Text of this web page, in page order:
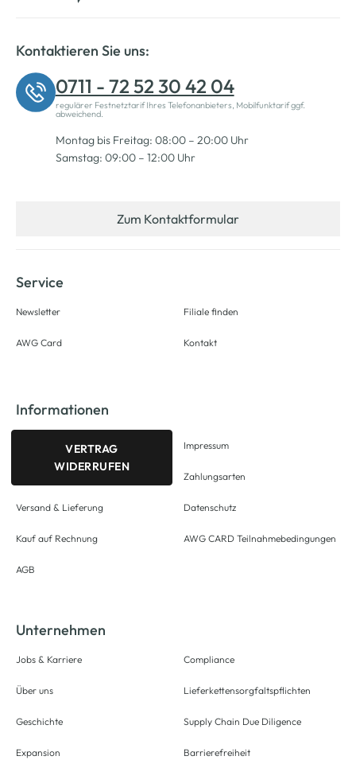
Kontaktieren Sie uns:
0711 - 72 52 30 42 04
regulärer Festnetztarif Ihres Telefonanbieters, Mobilfunktarif ggf.
abweichend.
Montag bis Freitag: 08:00 – 20:00 Uhr
Samstag: 09:00 – 12:00 Uhr
Zum Kontaktformular
Service
Newsletter
AWG Card
Filiale finden
Kontakt
Informationen
VERTRAG
WIDERRUFEN
Versand & Lieferung
Kauf auf Rechnung
AGB
Impressum
Zahlungsarten
Datenschutz
AWG CARD Teilnahmebedingungen
Unternehmen
Jobs & Karriere
Über uns
Geschichte
Expansion
Compliance
Lieferkettensorgfaltspflichten
Supply Chain Due Diligence
Barrierefreiheit